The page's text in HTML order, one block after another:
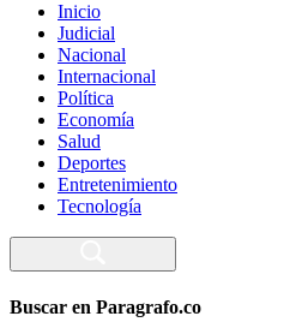
Inicio
Judicial
Nacional
Internacional
Política
Economía
Salud
Deportes
Entretenimiento
Tecnología
Buscar en Paragrafo.co